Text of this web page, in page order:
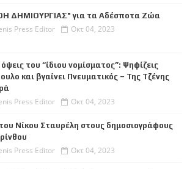
ΔΗΜΙΟΥΡΓΙΑΣ" για τα Αδέσποτα Ζώα
Press Editor Οκτ 04, 2023
του “ίδιου νομίσματος”: Ψηφίζεις
και βγαίνει Πνευματικός – Της Τζένης
Press Editor Οκτ 04, 2023
Νίκου Σταυρέλη στους δημοσιογράφους
Press Editor Οκτ 04, 2023